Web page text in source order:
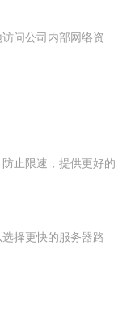
问公司内部网络资
止限速，提供更好的
择更快的服务器路